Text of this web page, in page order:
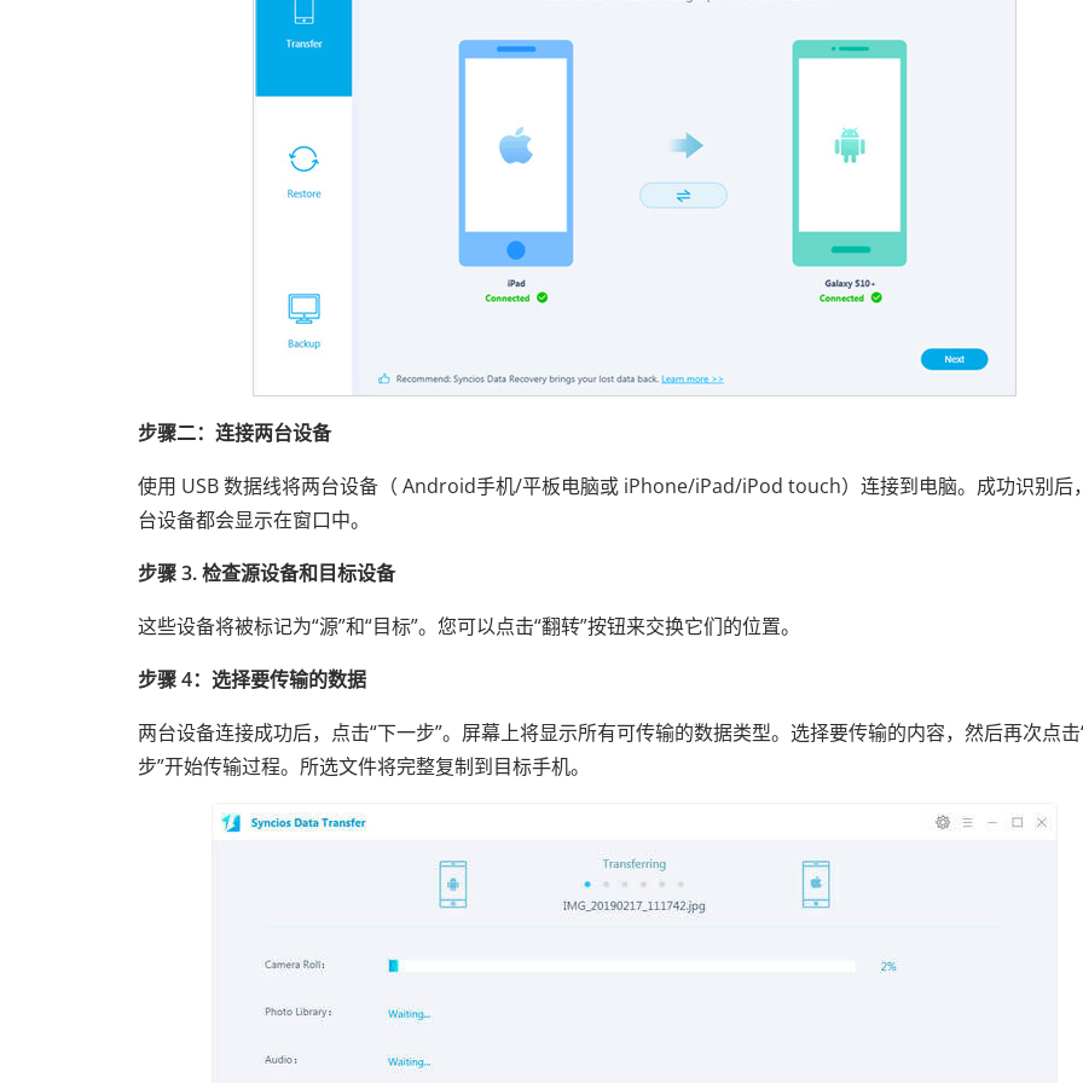
步骤二：连接两台设备
使用 USB 数据线将两台设备（ Android手机/平板电脑或 iPhone/iPad/iPod touch）连接到电脑。成功识别后
台设备都会显示在窗口中。
步骤 3. 检查源设备和目标设备
这些设备将被标记为“源”和“目标”。您可以点击“翻转”按钮来交换它们的位置。
步骤 4：选择要传输的数据
两台设备连接成功后，点击“下一步”。屏幕上将显示所有可传输的数据类型。选择要传输的内容，然后再次点击
步”开始传输过程。所选文件将完整复制到目标手机。